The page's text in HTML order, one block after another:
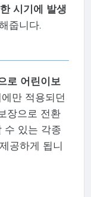
시기에 발생
줍니다.
로 어린이보
만 적용되던
장으로 전환
수 있는 각종
공하게 됩니